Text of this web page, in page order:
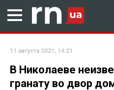
11 августа 2021, 14:21
В Николаеве
гранату во двор